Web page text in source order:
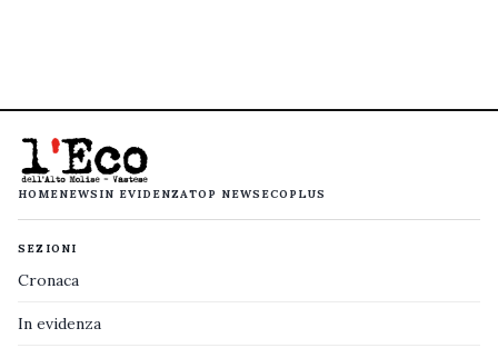
HOMENEWS IN EVIDENZATOP NEWS ECOPLUS
SEZIONI
Cronaca
In evidenza